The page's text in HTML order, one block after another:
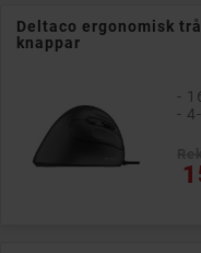
Deltaco ergonomisk
knappar
-
-